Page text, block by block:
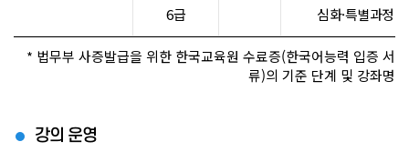
6급 심화·특별과정(
* 법무부 사증발급을 위한 한국교육원 수료증(한국어능력 입증 서
류)의 기준 단계 및 강좌명
강의 운영